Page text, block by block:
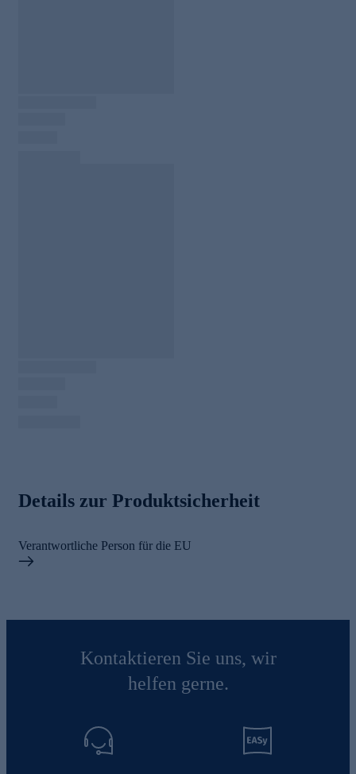
Details zur Produktsicherheit
Verantwortliche Person für die EU
Kontaktieren Sie uns, wir
helfen gerne.